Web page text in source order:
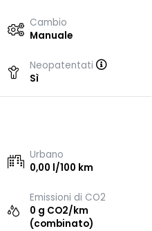
Cambio
Manuale
Neopatentati
Sì
Urbano
0,00 l/100 km
Emissioni di CO2
0 g CO2/km
(combinato)